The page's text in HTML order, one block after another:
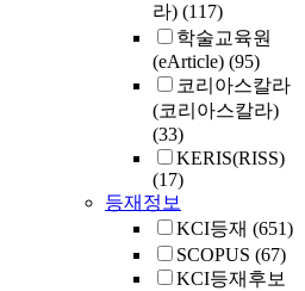
라) (117)
학술교육원
(eArticle) (95)
코리아스칼라
(코리아스칼라)
(33)
KERIS(RISS)
(17)
등재정보
KCI등재 (651)
SCOPUS (67)
KCI등재후보